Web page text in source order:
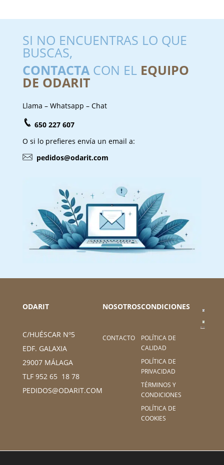
SI NO ENCUENTRAS LO QUE
BUSCAS,
CONTACTACON EL EQUIPO
DE ODARIT
Llama – Whatsapp – Chat
650 227 607
O si lo prefieres envía un email a:
pedidos@odarit.com
ODARIT
C/HUÉSCAR Nº5
EDF. GALAXIA
29007 MÁLAGA
TLF 952 65 18 78
PEDIDOS@ODARIT.COM
NOSOTROS
CONTACTO
CONDICIONES
POLÍTICA DE
CALIDAD
POLÍTICA DE
PRIVACIDAD
TÉRMINOS Y
CONDICIONES
POLÍTICA DE
COOKIES